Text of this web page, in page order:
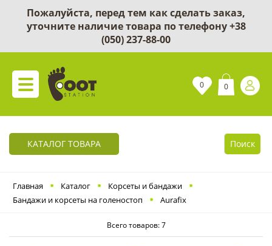
Пожалуйста, перед тем как сделать заказ,
уточните наличие товара по телефону+38
(050) 237-88-00
0 0
КАТАЛОГ ТОВАРА Поиск
Главная Каталог
Корсеты и бандажи
Бандажи и корсеты на голеностоп
Aurafix
Всего товаров: 7